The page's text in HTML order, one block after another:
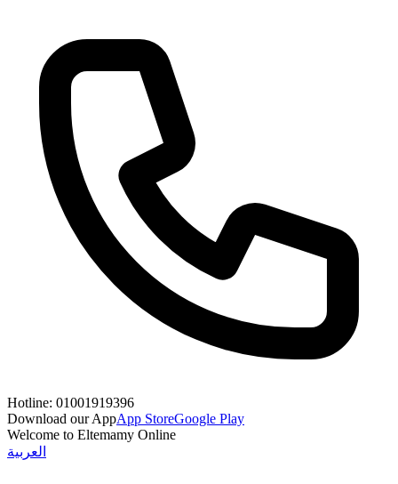
Hotline: 01001919396
Download our AppApp StoreGoogle Play
Welcome to Eltemamy Online
العربية